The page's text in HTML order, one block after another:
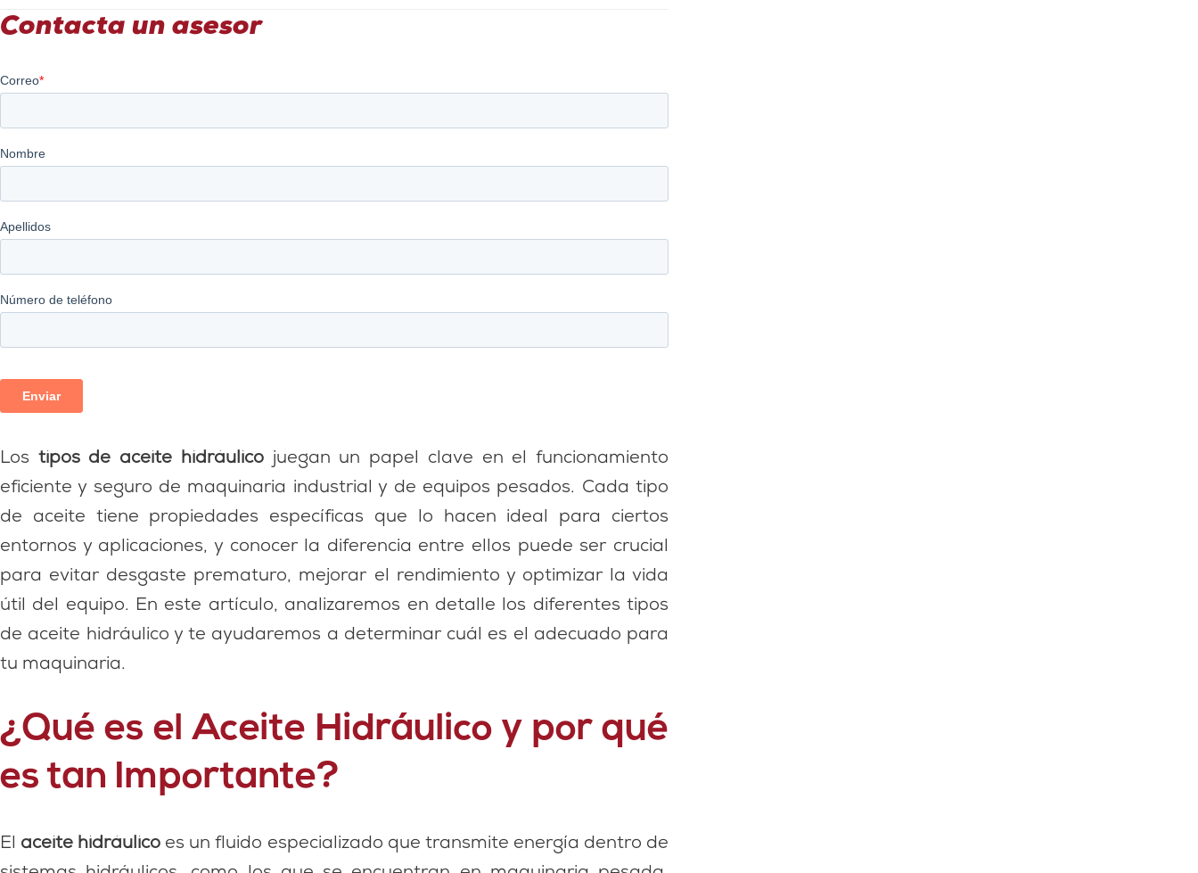
Contacta un asesor
Los tipos de aceite hidráulicojuegan un papel clave en el funcionamiento
eficiente y seguro de maquinaria industrial y de equipos pesados. Cada tipo
de aceite tiene propiedades específicas que lo hacen ideal para ciertos
entornos y aplicaciones, y conocer la diferencia entre ellos puede ser crucial
para evitar desgaste prematuro, mejorar el rendimiento y optimizar la vida
útil del equipo. En este artículo, analizaremos en detalle los diferentes tipos
de aceite hidráulico y te ayudaremos a determinar cuál es el adecuado para
tu maquinaria.
¿Qué es el Aceite Hidráulico y por qué
es tan Importante?
El aceite hidráulico es un fluido especializado que transmite energía dentro de